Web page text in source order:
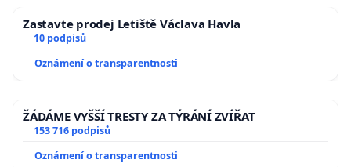
Zastavte prodej Letiště Václava Havla
10 podpisů
Oznámení o transparentnosti
ŽÁDÁME VYŠŠÍ TRESTY ZA TÝRÁNÍ ZVÍŘAT
153 716 podpisů
Oznámení o transparentnosti